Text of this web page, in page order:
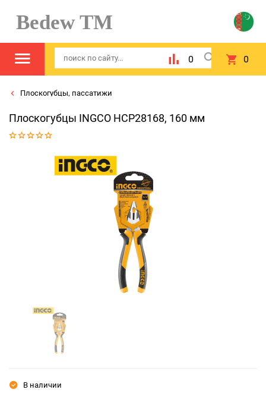
Bedew TM
0 0
Плоскогубцы, пассатижи
Плоскогубцы INGCO HCP28168, 160 мм
В наличии